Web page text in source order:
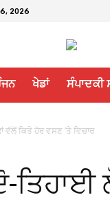
2026
ਖੇਡਾਂ ਸੰਪਾਦਕੀ
ਵੱਲੋਂ ਕਿਤੇ ਹੋਰ ਵਸਣ ’ਤੇ ਵਿਚਾਰ
ਤਿਹਾਈ